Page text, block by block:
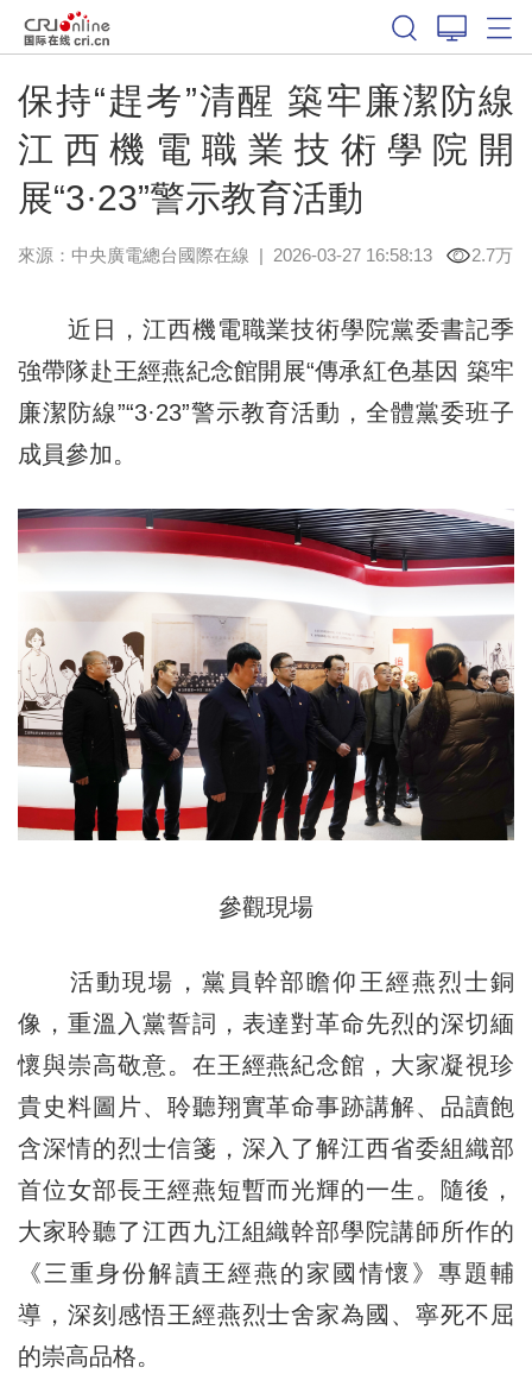
保持“趕考”清醒 築牢廉潔防線
江西機電職業技術學院開
展“3·23”警示教育活動
來源：中央廣電總台國際在線 | 2026-03-27 16:58:13 2.7万
近日，江西機電職業技術學院黨委書記季
強帶隊赴王經燕紀念館開展“傳承紅色基因 築牢
廉潔防線”“3·23”警示教育活動，全體黨委班子
成員參加。
參觀現場
活動現場，黨員幹部瞻仰王經燕烈士銅
像，重溫入黨誓詞，表達對革命先烈的深切緬
懷與崇高敬意。在王經燕紀念館，大家凝視珍
貴史料圖片、聆聽翔實革命事跡講解、品讀飽
含深情的烈士信箋，深入了解江西省委組織部
首位女部長王經燕短暫而光輝的一生。隨後，
大家聆聽了江西九江組織幹部學院講師所作的
《三重身份解讀王經燕的家國情懷》專題輔
導，深刻感悟王經燕烈士舍家為國、寧死不屈
的崇高品格。